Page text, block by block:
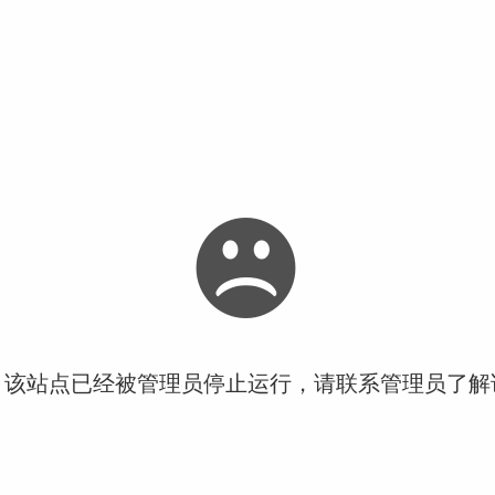
站点已经被管理员停止运行，请联系管理员了